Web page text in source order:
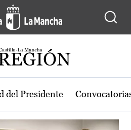
región de Castilla-
del Presidente